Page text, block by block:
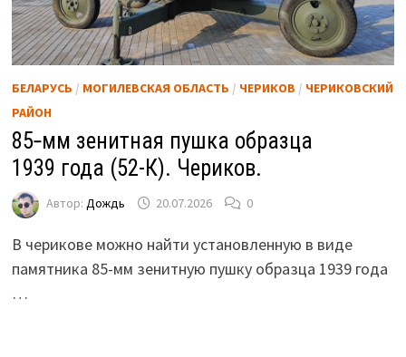
БЕЛАРУСЬ / МОГИЛЕВСКАЯ ОБЛАСТЬ / ЧЕРИКОВ / ЧЕРИКОВСКИЙ
РАЙОН
85‑мм зенитная пушка образца
1939 года (52-К). Чериков.
Автор: Дождь 20.07.2026 0
В черикове можно найти установленную в виде
памятника 85-мм зенитную пушку образца 1939 года
…